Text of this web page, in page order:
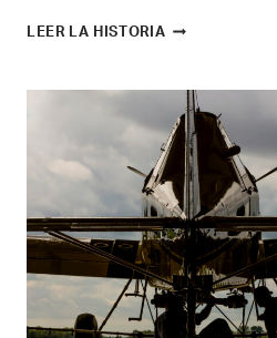
LEER LA HISTORIA AIR
LA
BIENVENIDA
A
AJ
SHERER
COMO
NUEVO
GERENTE
DE
CAPACITACIÓN